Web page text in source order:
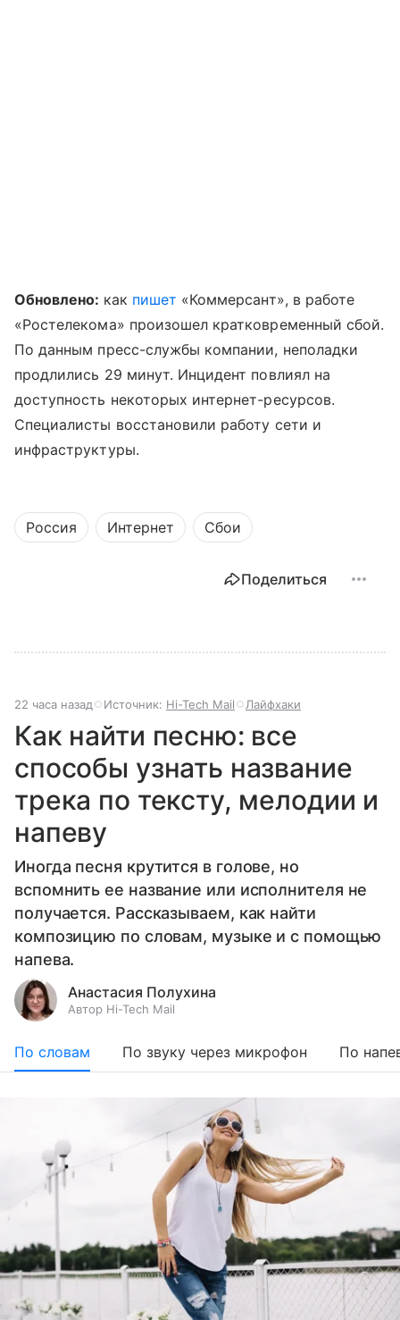
Обновлено: как пишет «Коммерсант», в работе
«Ростелекома» произошел кратковременный сбой.
По данным пресс-службы компании, неполадки
продлились 29 минут. Инцидент повлиял на
доступность некоторых интернет-ресурсов.
Специалисты восстановили работу сети и
инфраструктуры.
Россия Интернет Сбои
Поделиться
22 часа назад Источник: Hi-Tech Mail Лайфхаки
Как найти песню: все
способы узнать название
трека по тексту, мелодии и
напеву
Иногда песня крутится в голове, но
вспомнить ее название или исполнителя не
получается. Рассказываем, как найти
композицию по словам, музыке и с помощью
напева.
Анастасия Полухина
Автор Hi-Tech Mail
По словам По звуку через микрофон По